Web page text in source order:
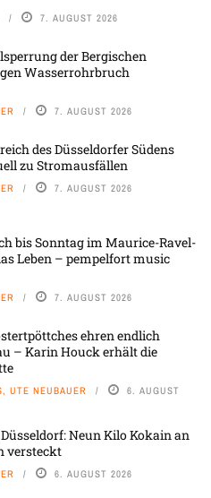
7. AUGUST 2026
der Bergischen
Wasserrohrbruch
7. AUGUST 2026
des Düsseldorfer Südens
zu Stromausfällen
7. AUGUST 2026
bis Sonntag im Maurice-Ravel-
Leben – pempelfort music
7. AUGUST 2026
ehren endlich
– Karin Houck erhält die
UTE NEUBAUER 6. AUGUST
Neun Kilo Kokain an
versteckt
6. AUGUST 2026